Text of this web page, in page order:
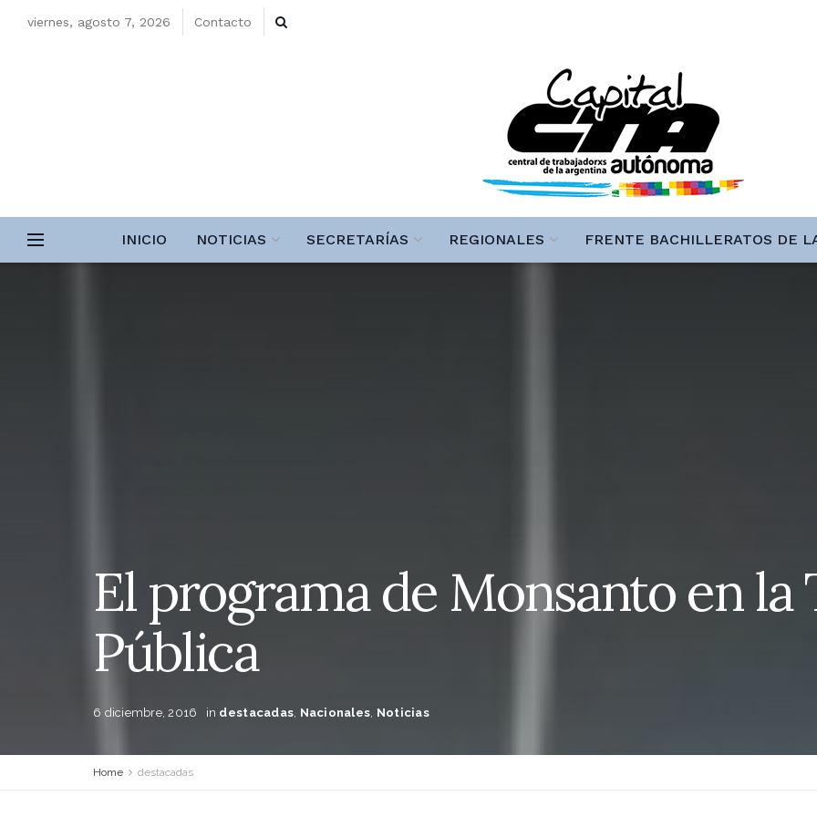
viernes, agosto 7, 2026 Contacto
INICIO NOTICIAS SECRETARÍAS REGIONALES FRENTE BACHILLERATOS DE
El programa de Monsanto en la
Pública
6 diciembre, 2016 in destacadas, Nacionales, Noticias
Home destacadas